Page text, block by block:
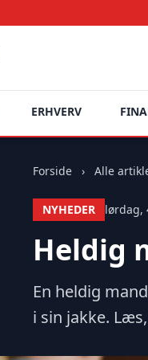
ERHVERV
Forside › Alle
NYHEDER lørdag,
Heldig
En heldig
i sin jakke.